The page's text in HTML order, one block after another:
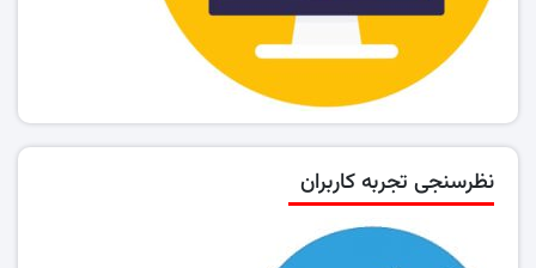
نظرسنجی تجربه کاربران